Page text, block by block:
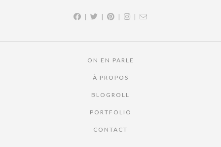
| | | |
ON EN PARLE
À PROPOS
BLOGROLL
PORTFOLIO
CONTACT